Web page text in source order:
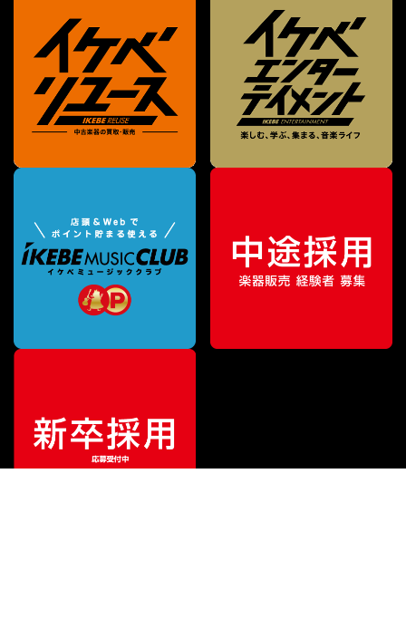
販売価格 ¥14,300（税込）
¥12,100（税込）